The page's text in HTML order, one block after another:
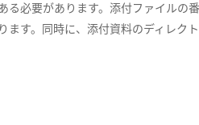
必要があります。添付ファイルの
す。同時に、添付資料のディレク